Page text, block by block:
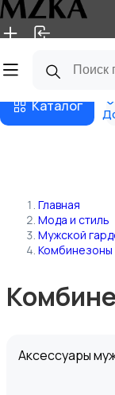
Главная
Каталог
Главная
Мода и стиль
Мужской
Комбинезоны
Аксессуары